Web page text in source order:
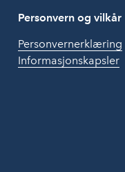
Personvern og vilkår
Personvernerklæring
Informasjonskapsler